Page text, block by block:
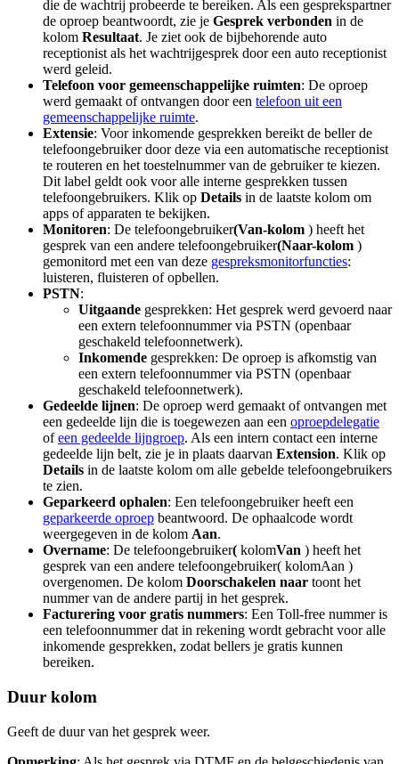
die de wachtrij probeerde te bereiken. Als een gesprekspartner
de oproep beantwoordt, zie je Gesprek verbonden in de
kolom Resultaat. Je ziet ook de bijbehorende auto
receptionist als het wachtrijgesprek door een auto receptionist
werd geleid.
Telefoon voor gemeenschappelijke ruimten: De oproep
werd gemaakt of ontvangen door een telefoon uit een
gemeenschappelijke ruimte.
Extensie: Voor inkomende gesprekken bereikt de beller de
telefoongebruiker door deze via een automatische receptionist
te routeren en het toestelnummer van de gebruiker te kiezen.
Dit label geldt ook voor alle interne gesprekken tussen
telefoongebruikers. Klik op Details in de laatste kolom om
apps of apparaten te bekijken.
Monitoren: De telefoongebruiker(Van-kolom ) heeft het
gesprek van een andere telefoongebruiker(Naar-kolom )
gemonitord met een van deze gespreksmonitorfuncties:
luisteren, fluisteren of opbellen.
PSTN:
Uitgaande gesprekken: Het gesprek werd gevoerd naar
een extern telefoonnummer via PSTN (openbaar
geschakeld telefoonnetwerk).
Inkomende gesprekken: De oproep is afkomstig van
een extern telefoonnummer via PSTN (openbaar
geschakeld telefoonnetwerk).
Gedeelde lijnen: De oproep werd gemaakt of ontvangen met
een gedeelde lijn die is toegewezen aan een oproepdelegatie
ofeen gedeelde lijngroep. Als een intern contact een interne
gedeelde lijn belt, zie je in plaats daarvan Extension. Klik op
Details in de laatste kolom om alle gebelde telefoongebruikers
te zien.
Geparkeerd ophalen: Een telefoongebruiker heeft een
geparkeerde oproep beantwoord. De ophaalcode wordt
weergegeven in de kolom Aan.
Overname: De telefoongebruiker( kolomVan ) heeft het
gesprek van een andere telefoongebruiker( kolomAan )
overgenomen. De kolom Doorschakelen naar toont het
nummer van de andere partij in het gesprek.
Facturering voor gratis nummers: Een Toll-free nummer is
een telefoonnummer dat in rekening wordt gebracht voor alle
inkomende gesprekken, zodat bellers je gratis kunnen
bereiken.
Duur kolom
Geeft de duur van het gesprek weer.